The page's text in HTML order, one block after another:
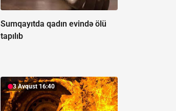
Sumqayıtda qadın evində ölü
tapılıb
3 Avqust 16:40